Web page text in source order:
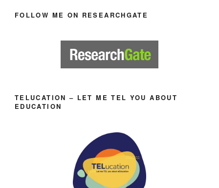
FOLLOW ME ON RESEARCHGATE
TELUCATION – LET ME TEL YOU ABOUT
EDUCATION